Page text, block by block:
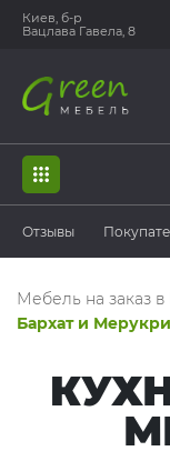
Киев, б-р
Вацлава Гавела, 8
Отзывы
Мебель на заказ
Бархат и